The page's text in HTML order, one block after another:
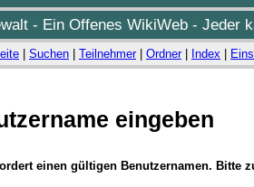
- Ein Offenes WikiWeb - Jeder
Suchen Teilnehmer| Ordner| Index
eingeben
einen gültigen Benutzernamen. Bitte